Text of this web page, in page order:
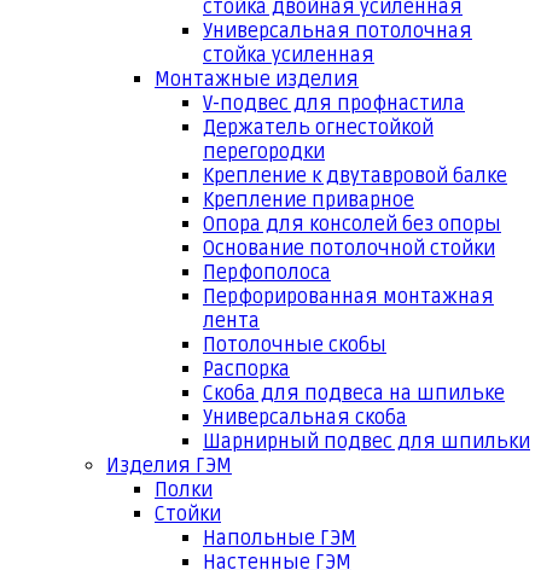
стойка двойная усиленная
Универсальная потолочная
стойка усиленная
Монтажные изделия
V-подвес для профнастила
Держатель огнестойкой
перегородки
Крепление к двутавровой балке
Крепление приварное
Опора для консолей без опоры
Основание потолочной стойки
Перфополоса
Перфорированная монтажная
лента
Потолочные скобы
Распорка
Скоба для подвеса на шпильке
Универсальная скоба
Шарнирный подвес для шпильки
Изделия ГЭМ
Полки
Стойки
Напольные ГЭМ
Настенные ГЭМ